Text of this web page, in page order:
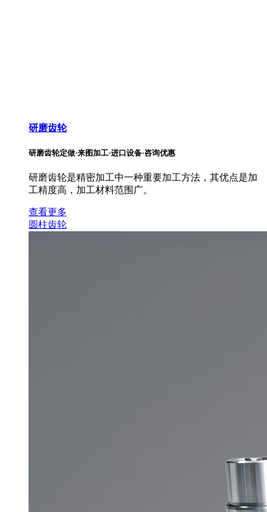
研磨齿轮
研磨齿轮定做·来图加工·进口设备·咨询优惠
研磨齿轮是精密加工中一种重要加工方法，其优点是加
工精度高，加工材料范围广。
查看更多
圆柱齿轮